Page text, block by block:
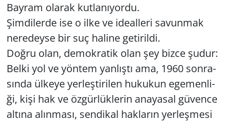
Bay­ram ola­rak kut­la­nı­yor­du.
Şim­di­ler­de ise o ilke ve ide­al­le­ri sa­vun­mak
ne­re­dey­se bir suç ha­li­ne ge­ti­ril­di.
Doğru olan, de­mok­ra­tik olan şey bizce şudur:
Belki yol ve yön­tem yan­lış­tı ama, 1960 son­ra­
sın­da ül­ke­ye yer­leş­ti­ri­len hu­ku­kun ege­men­li­
ği, kişi hak ve öz­gür­lük­le­rin ana­ya­sal gü­ven­ce
al­tı­na alın­ma­sı, sen­di­kal hak­la­rın yer­leş­me­si